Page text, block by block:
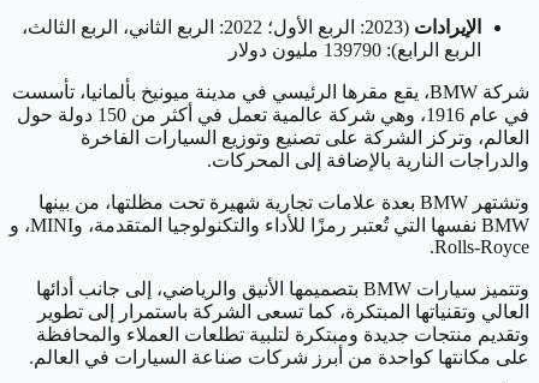
الإيرادات
(2023: الربع الأول؛ 2022: الربع الثاني، الربع الثالث،
الربع الرابع): 139790 مليون دولار
شركة BMW، يقع مقرها الرئيسي في مدينة ميونيخ بألمانيا، تأسست
في عام 1916، وهي شركة عالمية تعمل في أكثر من 150 دولة حول
العالم، وتركز الشركة على تصنيع وتوزيع السيارات الفاخرة
والدراجات النارية بالإضافة إلى المحركات.
وتشتهر BMW بعدة علامات تجارية شهيرة تحت مظلتها، من بينها
BMW نفسها التي تُعتبر رمزًا للأداء والتكنولوجيا المتقدمة، وMINI، و
Rolls-Royce.
وتتميز سيارات BMW بتصميمها الأنيق والرياضي، إلى جانب أدائها
العالي وتقنياتها المبتكرة، كما تسعى الشركة باستمرار إلى تطوير
وتقديم منتجات جديدة ومبتكرة لتلبية تطلعات العملاء والمحافظة
على مكانتها كواحدة من أبرز شركات صناعة السيارات في العالم.